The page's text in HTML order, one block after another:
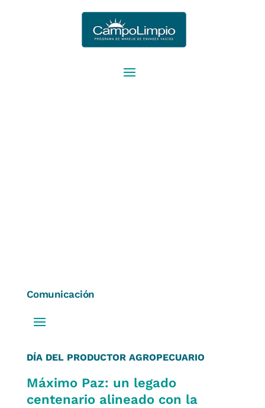
Comunicación
DÍA DEL PRODUCTOR AGROPECUARIO
Máximo Paz: un legado
centenario alineado con la